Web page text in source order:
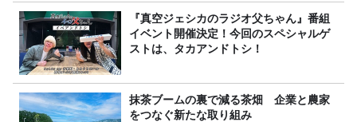
『真空ジェシカのラジオ父ちゃん』番組
イベント開催決定！今回のスペシャルゲ
ストは、タカアンドトシ！
抹茶ブームの裏で減る茶畑 企業と農家
をつなぐ新たな取り組み